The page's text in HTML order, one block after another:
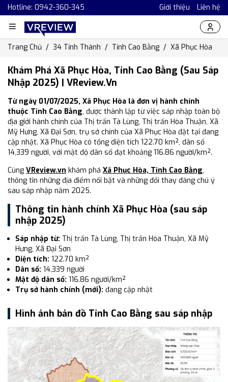
Hotline: 0942-360-345 Giới thiệu Liên hệ
Trang Chủ 34 Tỉnh Thành Tỉnh Cao Bằng Xã Phục Hòa
Khám Phá Xã Phục Hòa, Tỉnh Cao Bằng (Sau Sáp
Nhập 2025) | VReview.vn
Từ ngày 01/07/2025, Xã Phục Hòa là đơn vị hành chính
thuộc Tỉnh Cao Bằng, được thành lập từ việc sáp nhập toàn bộ
địa giới hành chính của Thị trấn Tà Lùng, Thị trấn Hòa Thuận, Xã
Mỹ Hưng, Xã Đại Sơn, trụ sở chính của Xã Phục Hòa đặt tại đang
cập nhật. Xã Phục Hòa có tổng diện tích 122.70 km², dân số
14,339 người, với mật độ dân số đạt khoảng 116.86 người/km².
Cùng VReview.vn khám phá Xã Phục Hòa, Tỉnh Cao Bằng,
thông tin những địa điểm nổi bật và những đổi thay đáng chú ý
sau sáp nhập năm 2025.
Thông tin hành chính Xã Phục Hòa (sau sáp
nhập 2025)
Sáp nhập từ: Thị trấn Tà Lùng, Thị trấn Hòa Thuận, Xã Mỹ
Hưng, Xã Đại Sơn
Diện tích: 122.70 km²
Dân số: 14,339 người
Mật độ dân số: 116.86 người/km²
Trụ sở hành chính (mới): đang cập nhật
Hình ảnh bản đồ Tỉnh Cao Bằng sau sáp nhập